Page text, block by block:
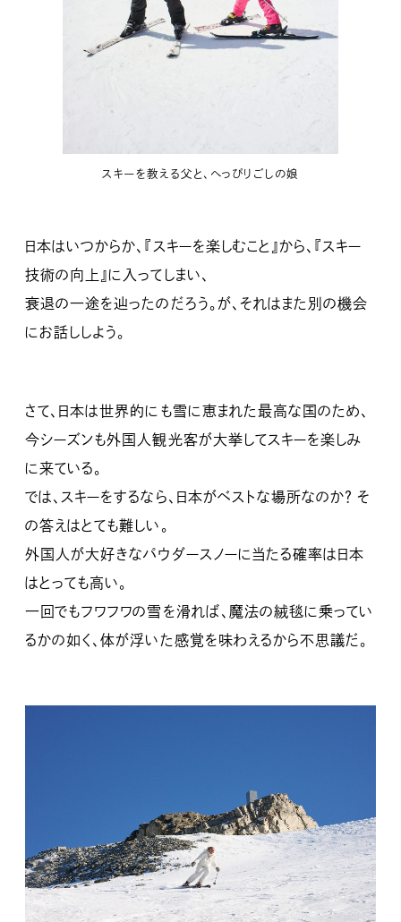
スキーを教える父と、へっぴりごしの娘
日本はいつからか、『スキーを楽しむこと』から、『スキー
技術の向上』に入ってしまい、
衰退の一途を辿ったのだろう。が、それはまた別の機会
にお話ししよう。
さて、日本は世界的にも雪に恵まれた最高な国のため、
今シーズンも外国人観光客が大挙してスキーを楽しみ
に来ている。
では、スキーをするなら、日本がベストな場所なのか？ そ
の答えはとても難しい。
外国人が大好きなパウダースノーに当たる確率は日本
はとっても高い。
一回でもフワフワの雪を滑れば、魔法の絨毯に乗ってい
るかの如く、体が浮いた感覚を味わえるから不思議だ。